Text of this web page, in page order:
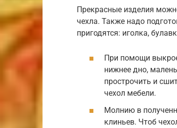
Прекрасные изделия
чехла. Также надо
пригодятся: иголка,
При помощи
нижнее дно,
прострочить и
чехол мебели.
Молнию в
клиньев. Чтоб